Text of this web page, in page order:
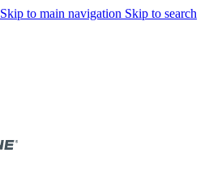
Skip to main navigation Skip to search